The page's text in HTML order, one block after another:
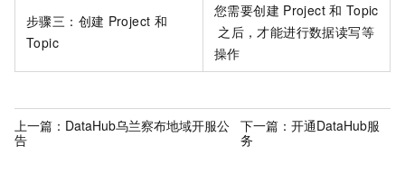
步骤三：创建 Project 和
Topic
您需要创建 Project 和 Topic
之后，才能进行数据读写等
操作
上一篇： DataHub乌兰察布地域开服公
告
下一篇： 开通DataHub服
务